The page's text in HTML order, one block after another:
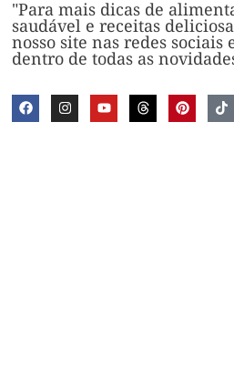
"Para mais dicas de
saudável e receitas
nosso site nas redes sociais
dentro de todas as